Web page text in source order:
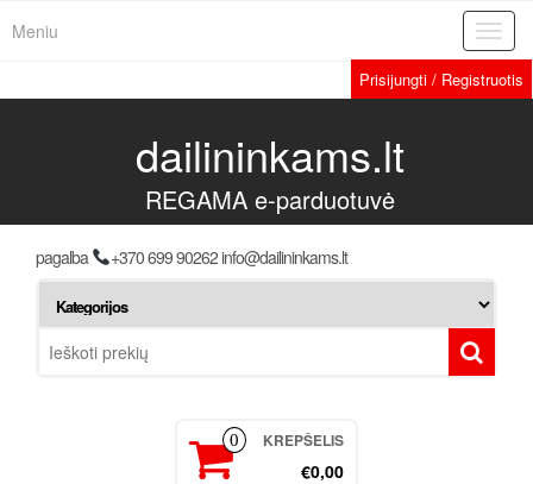
Meniu
Prisijungti / Registruotis
dailininkams.lt
REGAMA e-parduotuvė
pagalba +370 699 90262 info@dailininkams.lt
0 KREPŠELIS
€0,00